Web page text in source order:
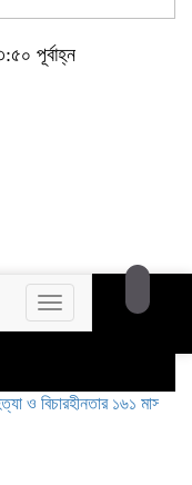
পূর্বাহ্ন
Toggle
navigation
১৬১ মাস উপলক্ষে